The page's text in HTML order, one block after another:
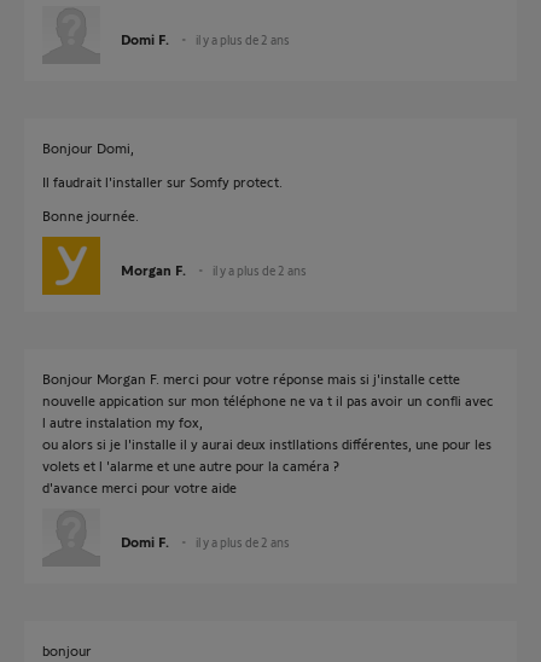
Domi F. il y a plus de 2 ans
Bonjour Domi,
Il faudrait l'installer sur Somfy protect.
Bonne journée.
Morgan F. il y a plus de 2 ans
Bonjour Morgan F. merci pour votre réponse mais si j'installe cette
nouvelle appication sur mon téléphone ne va t il pas avoir un confli avec
l autre instalation my fox,
ou alors si je l'installe il y aurai deux instllations différentes, une pour les
volets et l 'alarme et une autre pour la caméra ?
d'avance merci pour votre aide
Domi F. il y a plus de 2 ans
bonjour